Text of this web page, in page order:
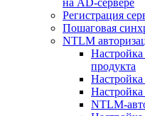
на AD-сервере
Регистрация
Пошаговая
NTLM
продукта
NTLM-